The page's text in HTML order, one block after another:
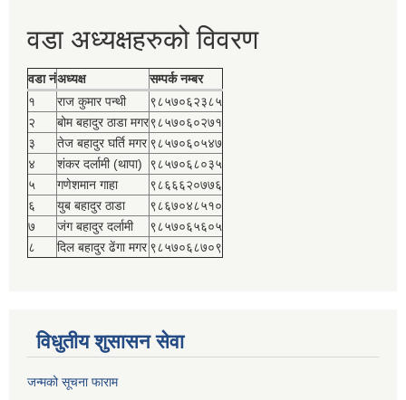
वडा अध्यक्षहरुको विवरण
वडा नंअध्यक्ष
सम्पर्क नम्बर
१
राज कुमार पन्थी
९८५७०६२३८५
२
बोम बहादुर ठाडा मगर९८५७०६०२७१
३
तेज बहादुर घर्ति मगर ९८५७०६०५४७
४
शंकर दर्लामी (थापा)
९८५७०६८०३५
५
गणेशमान गाहा
९८६६६२०७७६
६
युब बहादुर ठाडा
९८६७०४८५१०
७
जंग बहादुर दर्लामी
९८५७०६५६०५
८
दिल बहादुर ढेंगा मगर ९८५७०६८७०९
विधुतीय शुसासन सेवा
जन्मको सूचना फाराम